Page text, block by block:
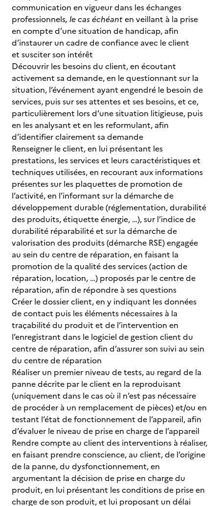
communication en vigueur dans les échanges
professionnels, le cas échéanten veillant à la prise
en compte d’une situation de handicap, afin
d’instaurer un cadre de confiance avec le client
et susciter son intérêt
Découvrir les besoins du client, en écoutant
activement sa demande, en le questionnant sur la
situation, l’événement ayant engendré le besoin de
services, puis sur ses attentes et ses besoins, et ce,
particulièrement lors d’une situation litigieuse, puis
en les analysant et en les reformulant, afin
d’identifier clairement sa demande
Renseigner le client, en lui présentant les
prestations, les services et leurs caractéristiques et
techniques utilisées, en recourant aux informations
présentes sur les plaquettes de promotion de
l’activité, en l’informant sur la démarche de
développement durable (réglementation, durabilité
des produits, étiquette énergie, …), sur l’indice de
durabilité réparabilité et sur la démarche de
valorisation des produits (démarche RSE) engagée
au sein du centre de réparation, en faisant la
promotion de la qualité des services (action de
réparation, location, …) proposés par le centre de
réparation, afin de répondre à ses questions
Créer le dossier client, en y indiquant les données
de contact puis les éléments nécessaires à la
traçabilité du produit et de l’intervention en
l’enregistrant dans le logiciel de gestion client du
centre de réparation, afin d’assurer son suivi au sein
du centre de réparation
Réaliser un premier niveau de tests, au regard de la
panne décrite par le client en la reproduisant
(uniquement dans le cas où il n’est pas nécessaire
de procéder à un remplacement de pièces) et/ou en
testant l’état de fonctionnement de l’appareil, afin
d’évaluer le niveau de prise en charge de l’appareil
Rendre compte au client des interventions à réaliser,
en faisant prendre conscience, au client, de l’origine
de la panne, du dysfonctionnement, en
argumentant la décision de prise en charge du
produit, en lui présentant les conditions de prise en
charge de son produit, et lui proposant un délai